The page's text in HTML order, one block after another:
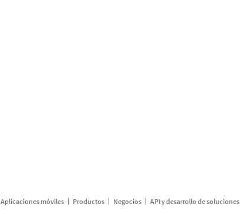
Aplicaciones móviles Productos Negocios API y desarrollo de soluciones